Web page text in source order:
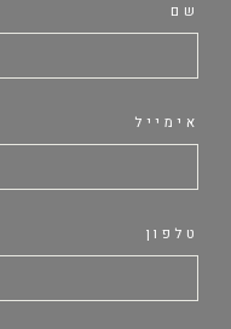
שם
אימייל
טלפון